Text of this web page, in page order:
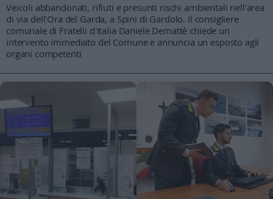
Veicoli abbandonati, rifiuti e presunti rischi ambientali nell'area
di via dell'Ora del Garda, a Spini di Gardolo. Il consigliere
comunale di Fratelli d'Italia Daniele Demattè chiede un
intervento immediato del Comune e annuncia un esposto agli
organi competenti